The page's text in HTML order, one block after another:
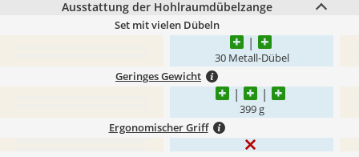
Ausstattung der Hohlraumdübelzange
Set mit vielen Dübeln
30 Metall-Dübel
Geringes Gewicht
399 g
Ergonomischer Griff